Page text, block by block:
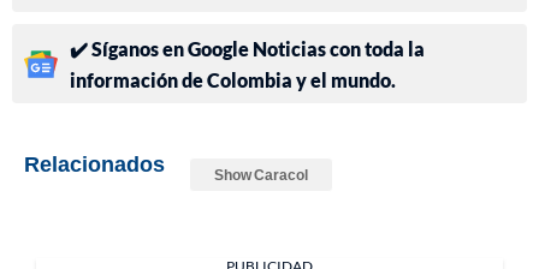
✔️ Síganos en Google Noticias con toda la
información de Colombia y el mundo.
Relacionados Show Caracol